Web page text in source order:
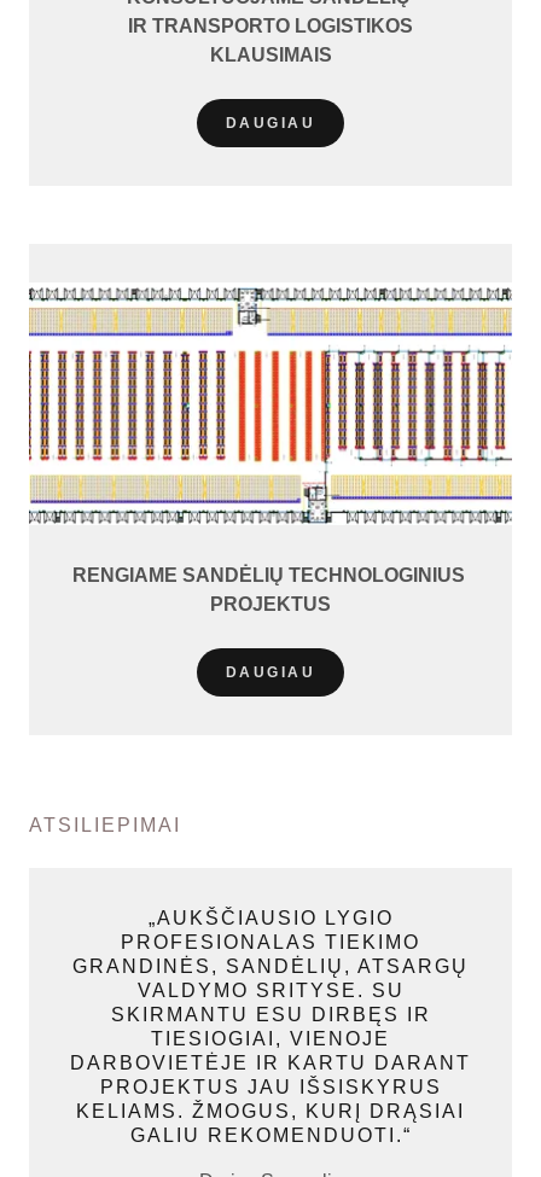
IR TRANSPORTO LOGISTIKOS
KLAUSIMAIS
DAUGIAU
RENGIAME SANDĖLIŲ TECHNOLOGINIUS
PROJEKTUS
DAUGIAU
ATSILIEPIMAI
„AUKŠČIAUSIO LYGIO
PROFESIONALAS TIEKIMO
GRANDINĖS, SANDĖLIŲ, ATSARGŲ
VALDYMO SRITYSE. SU
SKIRMANTU ESU DIRBĘS IR
TIESIOGIAI, VIENOJE
DARBOVIETĖJE IR KARTU DARANT
PROJEKTUS JAU IŠSISKYRUS
KELIAMS. ŽMOGUS, KURĮ DRĄSIAI
GALIU REKOMENDUOTI.“